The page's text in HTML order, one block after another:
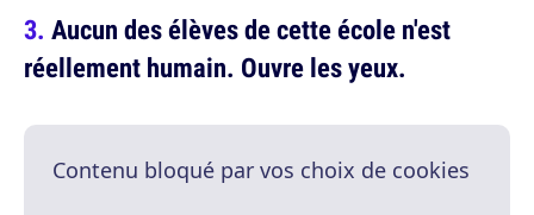
Aucun des élèves de cette école n'est
réellement humain. Ouvre les yeux.
Contenu bloqué par vos choix de cookies